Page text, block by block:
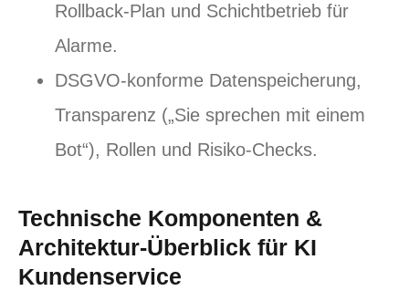
Rollback-Plan und Schichtbetrieb für
Alarme.
DSGVO-konforme Datenspeicherung,
Transparenz („Sie sprechen mit einem
Bot“), Rollen und Risiko-Checks.
Technische Komponenten &
Architektur-Überblick für KI
Kundenservice